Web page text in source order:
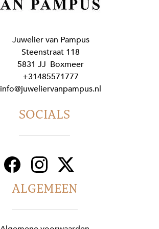
Juwelier van Pampus
Steenstraat 118
5831 JJ Boxmeer
+31485571777
info@juweliervanpampus.nl
ALGEMEEN
SOCIALS